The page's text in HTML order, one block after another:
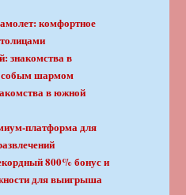
комфортное
знакомства в
шармом
в южной
платформа для
800% бонус и
для выигрыша